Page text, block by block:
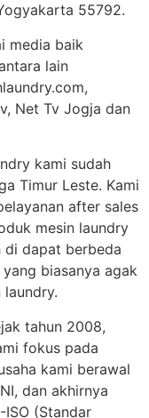
55792.
media baik
lain
Net Tv Jogja dan
kami sudah
Timur Leste. Kami
after sales
mesin laundry
di dapat berbeda
biasanya agak
laundry.
tahun 2008,
fokus pada
kami berawal
dan akhirnya
(Standar